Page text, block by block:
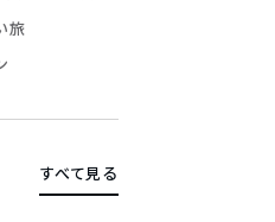
旅
すべて見る